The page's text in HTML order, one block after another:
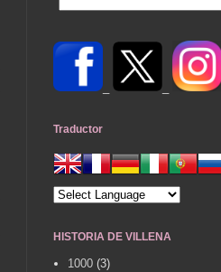
Traductor
HISTORIA DE VILLENA
1000 (3)